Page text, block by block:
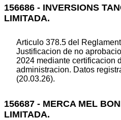
156686 - INVERSIONS
LIMITADA.
Articulo 378.5 del
Justificacion de no
2024 mediante certificacion
administracion. Datos
(20.03.26).
156687 - MERCA MEL
LIMITADA.